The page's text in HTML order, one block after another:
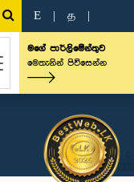
E த
මගේ පාර්ලිමේන්තුව
මෙතැනින් පිවිසෙන්න